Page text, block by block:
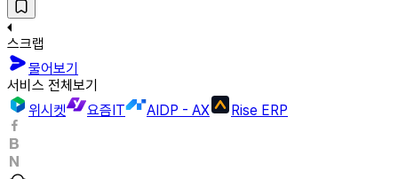
스크랩
물어보기
서비스 전체보기
위시켓
요즘IT AIDP - AX Rise ERP